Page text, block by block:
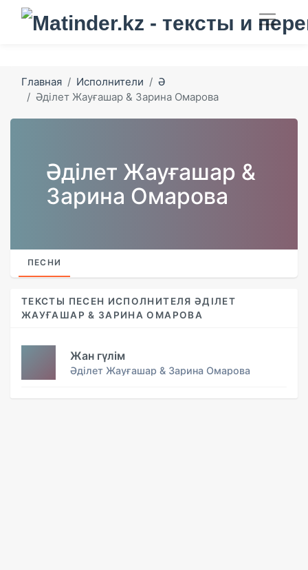
Главная Исполнители
Ә
Әділет Жауғашар & Зарина Омарова
Әділет Жауғашар &
Зарина Омарова
ПЕСНИ
ТЕКСТЫ ПЕСЕН ИСПОЛНИТЕЛЯ ӘДІЛЕТ
ЖАУҒАШАР & ЗАРИНА ОМАРОВА
Жан гүлім
Әділет Жауғашар & Зарина Омарова